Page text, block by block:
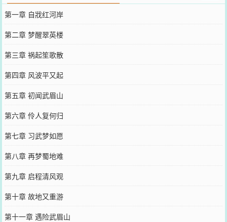
第一章 自戕红河岸
第二章 梦醒翠英楼
第三章 祸起笙歌散
第四章 风波平又起
第五章 初闻武眉山
第六章 伶人复何归
第七章 习武梦如愿
第八章 再梦蜀地难
第九章 启程清风观
第十章 故地又重游
第十一章 遇险武眉山